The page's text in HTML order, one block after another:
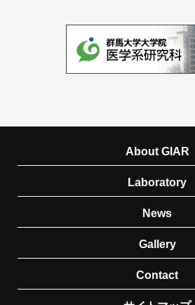
About GIAR
Laboratory
News
Gallery
Contact